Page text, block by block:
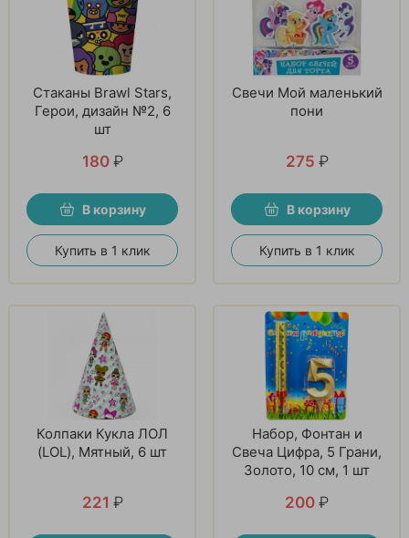
Стаканы Brawl Stars,
Герои, дизайн №2, 6
шт
180 ₽
В корзину
Купить в 1 клик
Свечи Мой маленький
пони
275 ₽
В корзину
Купить в 1 клик
Колпаки Кукла ЛОЛ
(LOL), Мятный, 6 шт
221 ₽
Набор, Фонтан и
Свеча Цифра, 5 Грани,
Золото, 10 см, 1 шт
200 ₽